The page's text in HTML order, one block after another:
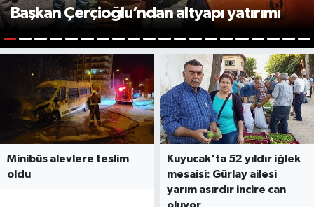
Başkan Çerçioğlu’ndan altyapı yatırımı
1 2 3 4 5 6 7 8 9 10 121314151617 181920
Minibüs alevlere teslim
oldu
Kuyucak'ta 52 yıldır iğlek
mesaisi: Gürlay ailesi
yarım asırdır incire can